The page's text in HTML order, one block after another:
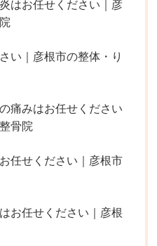
はお任せください｜彦
い｜彦根市の整体・り
痛みはお任せください
骨院
任せください｜彦根市
お任せください｜彦根